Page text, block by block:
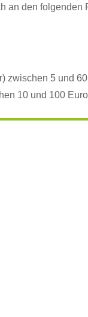
an den folgenden
zwischen 5 und
10 und 100 Euro